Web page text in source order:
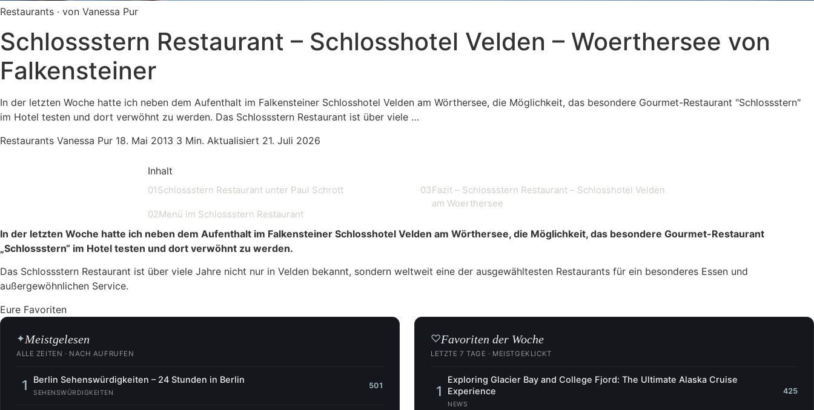
Restaurants · von Vanessa Pur
Schlossstern Restaurant – Schlosshotel Velden – Woerthersee von
Falkensteiner
In der letzten Woche hatte ich neben dem Aufenthalt im Falkensteiner Schlosshotel Velden am Wörthersee, die Möglichkeit, das besondere Gourmet-Restaurant "Schlossstern"
im Hotel testen und dort verwöhnt zu werden. Das Schlossstern Restaurant ist über viele …
Restaurants Vanessa Pur 18. Mai 2013 3 Min. Aktualisiert 21. Juli 2026
Inhalt
01Schlossstern Restaurant unter Paul Schrott
02Menü im Schlossstern Restaurant
03Fazit – Schlossstern Restaurant – Schlosshotel Velden
am Woerthersee
In der letzten Woche hatte ich neben dem Aufenthalt im Falkensteiner Schlosshotel Velden am Wörthersee, die Möglichkeit, das besondere Gourmet-Restaurant
„Schlossstern“ im Hotel testen und dort verwöhnt zu werden.
Das Schlossstern Restaurant ist über viele Jahre nicht nur in Velden bekannt, sondern weltweit eine der ausgewähltesten Restaurants für ein besonderes Essen und
außergewöhnlichen Service.
Eure Favoriten
✦Meistgelesen
ALLE ZEITEN · NACH AUFRUFEN
1 Berlin Sehenswürdigkeiten – 24 Stunden in Berlin
SEHENSWÜRDIGKEITEN
501
♡Favoriten der Woche
LETZTE 7 TAGE · MEISTGEKLICKT
1
Exploring Glacier Bay and College Fjord: The Ultimate Alaska Cruise
Experience
NEWS
425